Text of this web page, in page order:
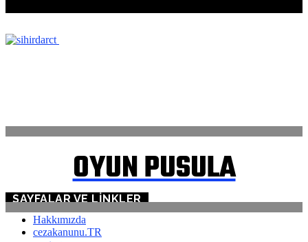
OYUN PUSULA
SAYFALAR VE LINKLER
Hakkımızda
cezakanunu.TR